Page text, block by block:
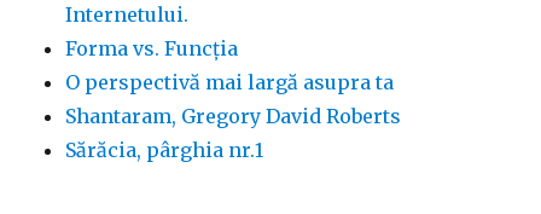
Internetului.
Forma vs. Funcția
O perspectivă mai largă asupra ta
Shantaram, Gregory David Roberts
Sărăcia, pârghia nr.1